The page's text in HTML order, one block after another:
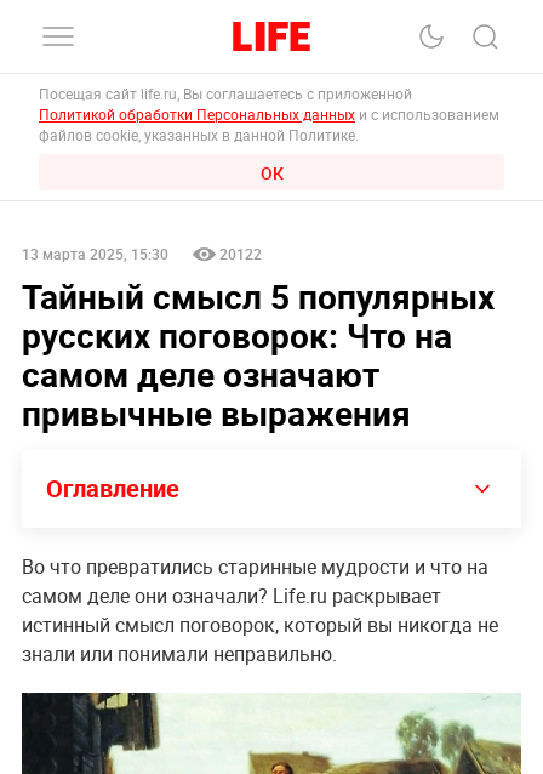
Посещая сайт life.ru, Вы соглашаетесь с приложенной
Политикой обработки Персональных данных и с использованием
файлов cookie, указанных в данной Политике.
ОК
13 марта 2025, 15:30 20122
Тайный смысл 5 популярных
русских поговорок: Что на
самом деле означают
привычные выражения
Оглавление
Во что превратились старинные мудрости и что на
самом деле они означали? Life.ru раскрывает
истинный смысл поговорок, который вы никогда не
знали или понимали неправильно.